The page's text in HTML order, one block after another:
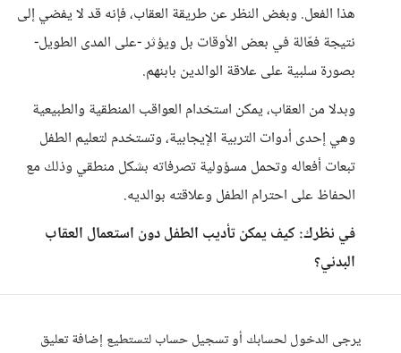
هذا الفعل. وبغض النظر عن طريقة العقاب، فإنه قد لا يفضي إلى
نتيجة فعّالة في بعض الأوقات بل ويؤثر -على المدى الطويل-
بصورة سلبية على علاقة الوالدين بابنهم.
وبدلا من العقاب، يمكن استخدام العواقب المنطقية والطبيعية
وهي إحدى أدوات التربية الإيجابية، وتستخدم لتعليم الطفل
تبعات أفعاله وتحمل مسؤولية تصرفاته بشكل منطقي وذلك مع
الحفاظ على احترام الطفل وعلاقته بوالديه.
في نظرك: كيف يمكن تأديب الطفل دون استعمال العقاب
البدني؟
يرجى الدخول لحسابك أو تسجيل حساب لتستطيع إضافة تعليق